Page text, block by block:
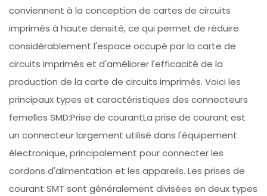
conviennent à la conception de cartes de circuits
imprimés à haute densité, ce qui permet de réduire
considérablement l'espace occupé par la carte de
circuits imprimés et d'améliorer l'efficacité de la
production de la carte de circuits imprimés. Voici les
principaux types et caractéristiques des connecteurs
femelles SMD:Prise de courantLa prise de courant est
un connecteur largement utilisé dans l'équipement
électronique, principalement pour connecter les
cordons d'alimentation et les appareils. Les prises de
courant SMT sont généralement divisées en deux types